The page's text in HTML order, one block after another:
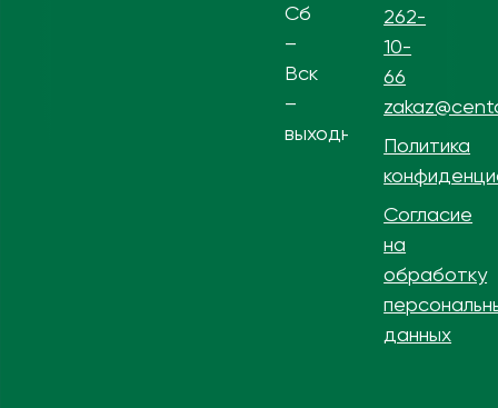
Сб
–
Вск
–
выходной
262-
10-
66
Политика
Согласие
на
обработку
данных